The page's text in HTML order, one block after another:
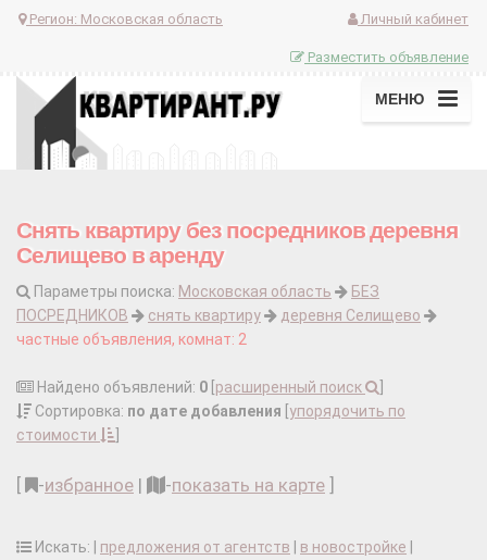
Регион: Московская область Личный кабинет
Разместить объявление
МЕНЮ
Снять квартиру без посредников деревня
Селищево в аренду
Параметры поиска: Московская область
БЕЗ
ПОСРЕДНИКОВ
снять квартиру
деревня Селищево
частные объявления, комнат: 2
Найдено объявлений: 0 расширенный поиск
Сортировка: по дате добавления упорядочить по
стоимости
-избранное | -показать на карте
Искать: | предложения от агентств в новостройке